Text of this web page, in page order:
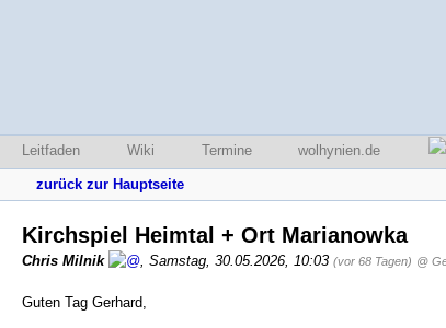
Leitfaden Wiki Termine wolhynien.de
zurück zur Hauptseite
Kirchspiel Heimtal + Ort Marianowka
Chris Milnik , Samstag, 30.05.2026, 10:03 (vor 68 Tagen) @
Guten Tag Gerhard,